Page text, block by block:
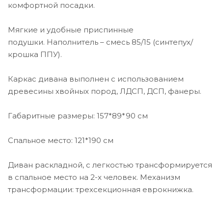
комфортной посадки.
Мягкие и удобные приспинные
подушки. Наполнитель – смесь 85/15 (синтепух/
крошка ППУ).
Каркас дивана выполнен с использованием
древесины хвойных пород, ЛДСП, ДСП, фанеры.
Габаритные размеры: 157*89*90 см
Спальное место: 121*190 см
Диван раскладной, с легкостью трансформируется
в спальное место на 2-х человек. Механизм
трансформации: трехсекционная еврокнижка.